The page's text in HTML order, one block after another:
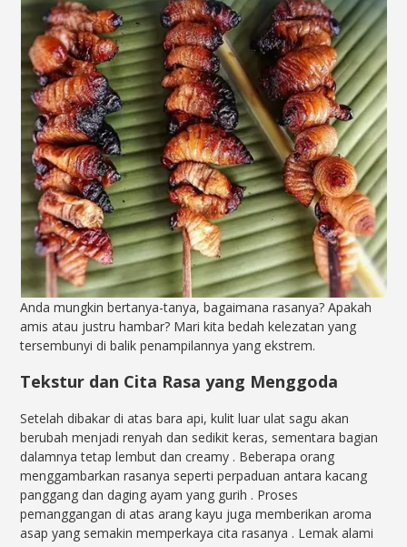
Anda mungkin bertanya-tanya, bagaimana rasanya? Apakah
amis atau justru hambar? Mari kita bedah kelezatan yang
tersembunyi di balik penampilannya yang ekstrem.
Tekstur dan Cita Rasa yang Menggoda
Setelah dibakar di atas bara api, kulit luar ulat sagu akan
berubah menjadi renyah dan sedikit keras, sementara bagian
dalamnya tetap lembut dan creamy . Beberapa orang
menggambarkan rasanya seperti perpaduan antara kacang
panggang dan daging ayam yang gurih . Proses
pemanggangan di atas arang kayu juga memberikan aroma
asap yang semakin memperkaya cita rasanya . Lemak alami